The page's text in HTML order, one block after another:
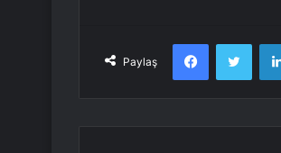
Paylaş
Facebook